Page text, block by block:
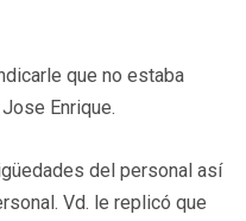
que no estaba
Enrique.
del personal así
Vd. le replicó que